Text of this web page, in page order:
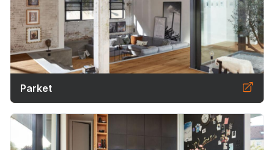
Parket